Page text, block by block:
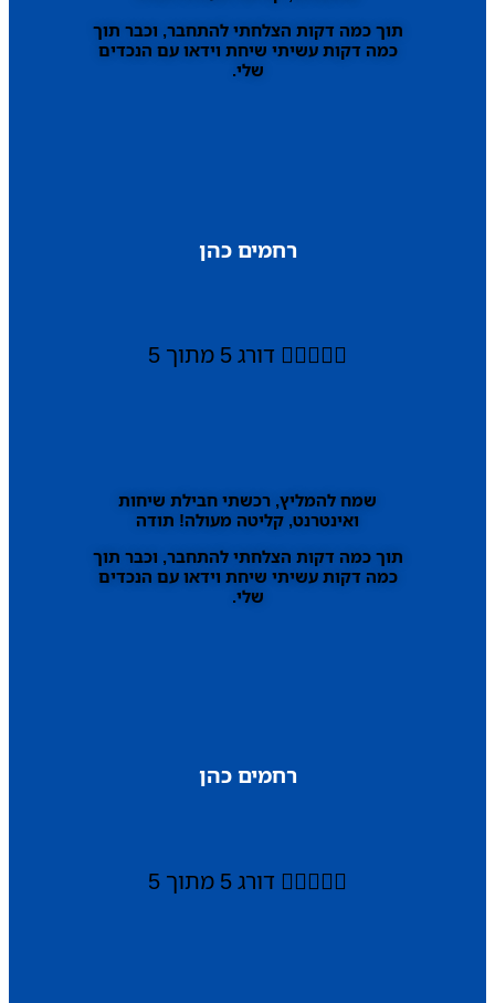
תוך כמה דקות הצלחתי להתחבר, וכבר תוך
כמה דקות עשיתי שיחת וידאו עם הנכדים
שלי.
רחמים כהן
 דורג 5 מתוך 5
שמח להמליץ, רכשתי חבילת שיחות
ואינטרנט, קליטה מעולה! תודה
תוך כמה דקות הצלחתי להתחבר, וכבר תוך
כמה דקות עשיתי שיחת וידאו עם הנכדים
שלי.
רחמים כהן
 דורג 5 מתוך 5